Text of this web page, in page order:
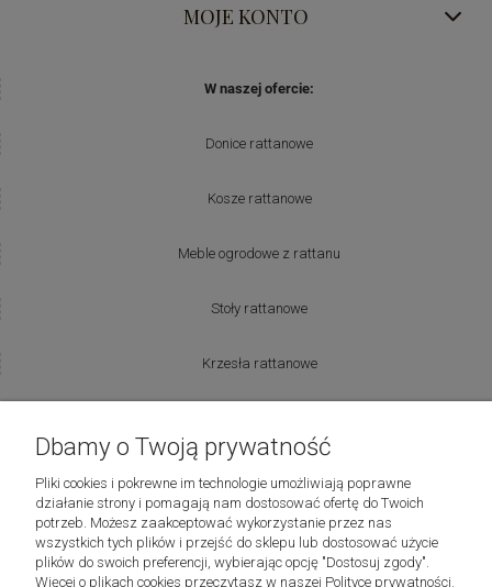
MOJE KONTO
W naszej ofercie:
Donice rattanowe
Kosze rattanowe
Meble ogrodowe z rattanu
Stoły rattanowe
Krzesła rattanowe
Riviera Maison
Laboni
Dbamy o Twoją prywatność
Pliki cookies i pokrewne im technologie umożliwiają poprawne
działanie strony i pomagają nam dostosować ofertę do Twoich
potrzeb. Możesz zaakceptować wykorzystanie przez nas
wszystkich tych plików i przejść do sklepu lub dostosować użycie
plików do swoich preferencji, wybierając opcję "Dostosuj zgody".
Więcej o plikach cookies przeczytasz w naszej Polityce prywatności.